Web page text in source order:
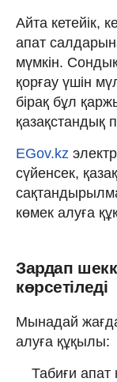
Айта кетейік,
апат
мүмкін.
қорғау үшін
бірақ бұл
қазақстандық
EGov.kz
сүйенсек,
көмек алуға
Зардап
көрсетіледі
Мынадай
алуға құқылы:
Табиғи